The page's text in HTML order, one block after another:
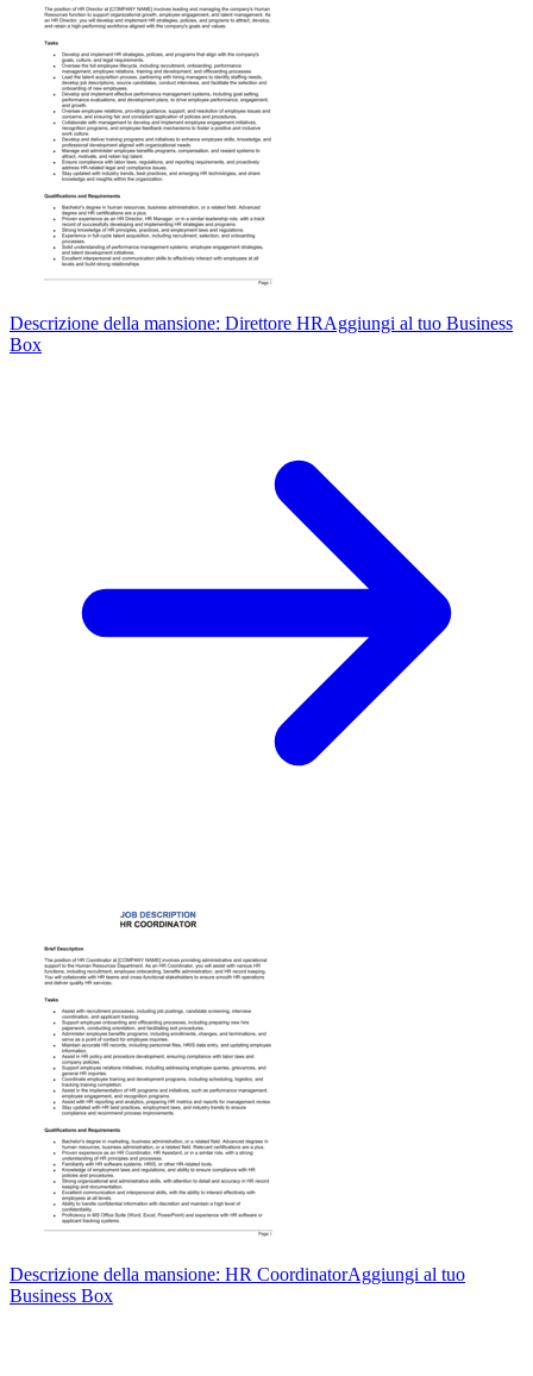
Descrizione della mansione: Direttore HRAggiungi al tuo Business
Box
Descrizione della mansione: HR CoordinatorAggiungi al tuo
Business Box